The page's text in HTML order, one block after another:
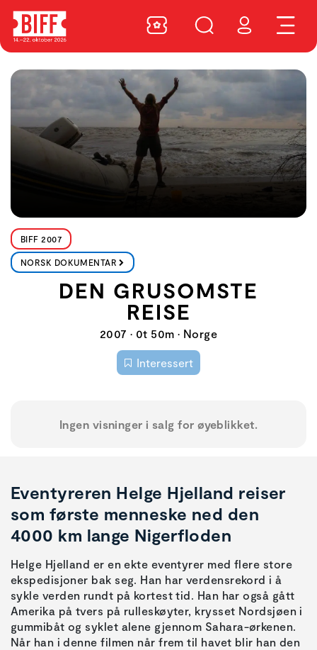
BIFF 2007
NORSK DOKUMENTAR
DEN GRUSOMSTE
REISE
2007 • 0t 50m • Norge
Interessert
Ingen visninger i salg for øyeblikket.
Eventyreren Helge Hjelland reiser
som første menneske ned den
4000 km lange Nigerfloden
Helge Hjelland er en ekte eventyrer med flere store
ekspedisjoner bak seg. Han har verdensrekord i å
sykle verden rundt på kortest tid. Han har også gått
Amerika på tvers på rulleskøyter, krysset Nordsjøen i
gummibåt og syklet alene gjennom Sahara-ørkenen.
Når han i denne filmen når frem til havet blir han den